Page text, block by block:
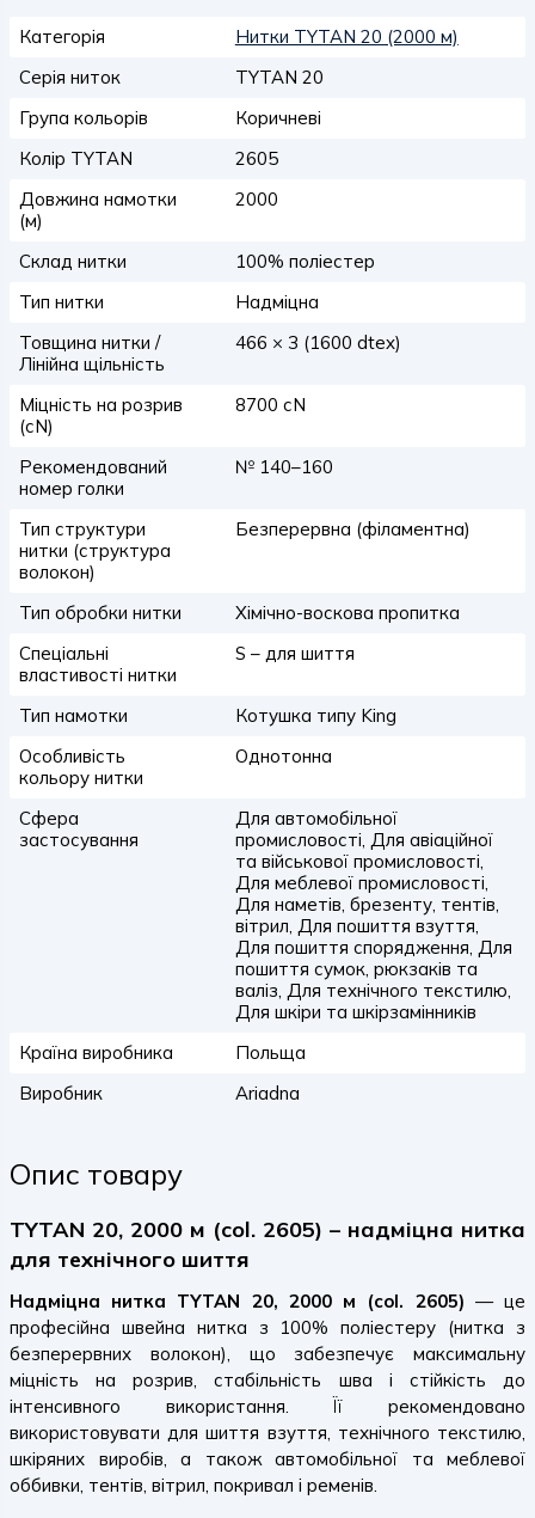
Категорія
Нитки TYTAN 20 (2000 м)
Серія ниток
TYTAN 20
Група кольорів
Коричневі
Колір TYTAN
2605
Довжина намотки
(м)
2000
Склад нитки
100% поліестер
Тип нитки
Надміцна
Товщина нитки /
Лінійна щільність
466 × 3 (1600 dtex)
Міцність на розрив
(сN)
8700 сN
Рекомендований
номер голки
№ 140–160
Тип структури
нитки (структура
волокон)
Безперервна (філаментна)
Тип обробки нитки
Хімічно-воскова пропитка
Спеціальні
властивості нитки
S – для шиття
Тип намотки
Котушка типу King
Особливість
кольору нитки
Однотонна
Сфера
застосування
Для автомобільної
промисловості, Для авіаційної
та військової промисловості,
Для меблевої промисловості,
Для наметів, брезенту, тентів,
вітрил, Для пошиття взуття,
Для пошиття спорядження, Для
пошиття сумок, рюкзаків та
валіз, Для технічного текстилю,
Для шкіри та шкірзамінників
Країна виробника
Польща
Виробник
Ariadna
Опис товару
TYTAN 20, 2000 м (col. 2605) – надміцна нитка
для технічного шиття
Надміцна нитка TYTAN 20, 2000 м (col. 2605) — це
професійна швейна нитка з 100% поліестеру (нитка з
безперервних волокон), що забезпечує максимальну
міцність на розрив, стабільність шва і стійкість до
інтенсивного використання. Її рекомендовано
використовувати для шиття взуття, технічного текстилю,
шкіряних виробів, а також автомобільної та меблевої
оббивки, тентів, вітрил, покривал і ременів.